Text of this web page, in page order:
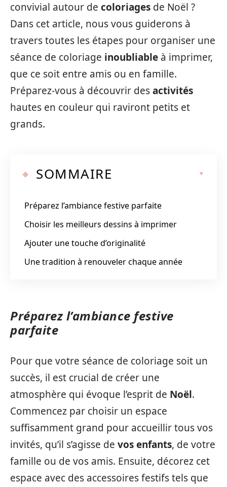
convivial autour de coloriages de Noël ?
Dans cet article, nous vous guiderons à
travers toutes les étapes pour organiser une
séance de coloriage inoubliable à imprimer,
que ce soit entre amis ou en famille.
Préparez-vous à découvrir desactivités
hautes en couleur qui raviront petits et
grands.
SOMMAIRE
Préparez l’ambiance festive parfaite
Choisir les meilleurs dessins à imprimer
Ajouter une touche d’originalité
Une tradition à renouveler chaque année
Préparez l’ambiance festive
parfaite
Pour que votre séance de coloriage soit un
succès, il est crucial de créer une
atmosphère qui évoque l’esprit de Noël.
Commencez par choisir un espace
suffisamment grand pour accueillir tous vos
invités, qu’il s’agisse de vos enfants, de votre
famille ou de vos amis. Ensuite, décorez cet
espace avec des accessoires festifs tels que